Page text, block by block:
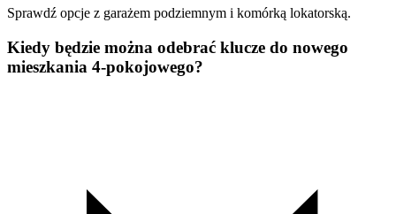
Sprawdź opcje z garażem podziemnym i komórką lokatorską.
Kiedy będzie można odebrać klucze do nowego
mieszkania 4-pokojowego?